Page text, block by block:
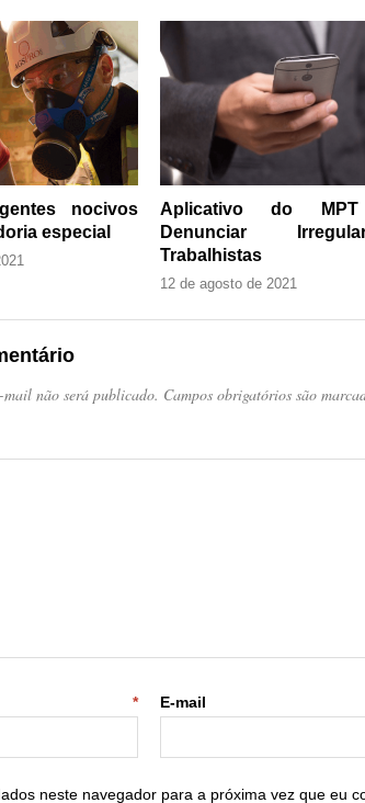
nocivos
especial
Aplicativo do
Denunciar
Trabalhistas
12 de agosto de 2021
mail não será publicado. Campos obrigatórios são
* E-
neste navegador para a próxima vez que eu